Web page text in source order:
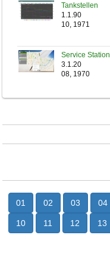
Tankstellen
1.1.90
10, 1971
Service Station
3.1.20
08, 1970
01 02 03 04
10 11 12 13